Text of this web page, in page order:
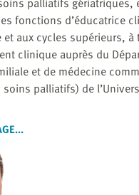
fonctions d’éducatrice
et aux cycles supérieurs, à
clinique auprès du
et de médecine
palliatifs) de